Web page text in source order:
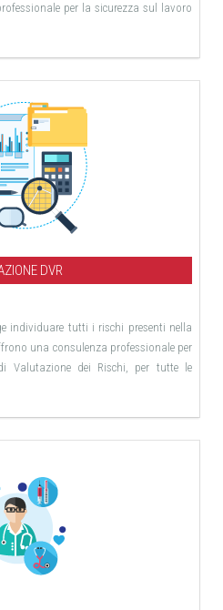
per la sicurezza sul lavoro
DVR
individuare tutti i rischi presenti nella
una consulenza professionale per
Valutazione dei Rischi, per tutte le